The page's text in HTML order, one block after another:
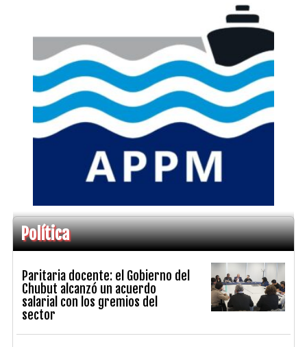
Política
Paritaria docente: el Gobierno del
Chubut alcanzó un acuerdo
salarial con los gremios del
sector